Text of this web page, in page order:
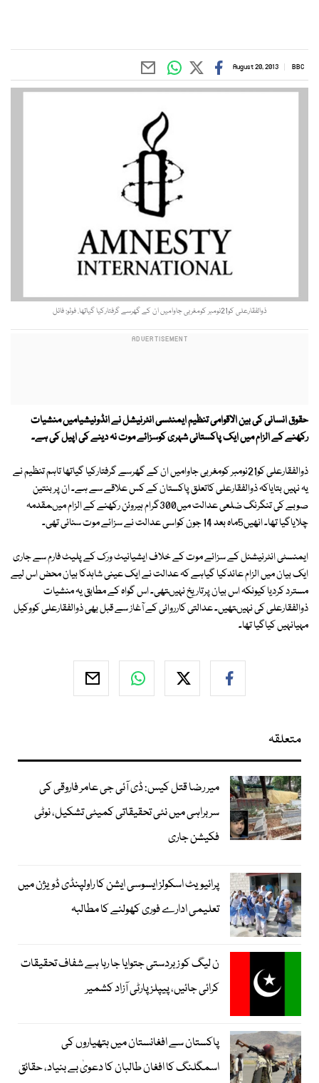
BBC
August 20, 2013
ذوالفقارعلی کو21نومبر کومغربی جاوامیں ان کے گھرسے گرفتارکیا گیاتھا. فوٹو: فائل
حقوق انسانی کی بین الاقوامی تنظیم ایمنٹسی انٹرنیشل نے انڈونیشیامیں منشیات
رکھنے کے الزام میں ایک پاکستانی شہری کوسزائے موت نہ دینے کی اپیل کی ہے۔
ذوالفقارعلی کو21نومبر کومغربی جاوامیں ان کے گھرسے گرفتارکیا گیاتھا تاہم تنظیم نے
یہ نہیں بتایاکہ ذوالفقارعلی کاتعلق پاکستان کے کس علاقے سے ہے۔ ان پر بنتین
صوبے کی تنگرنگ ضلعی عدالت میں300گرام ہیروئن رکھنے کے الزام میںمقدمہ
چلایاگیا تھا۔ انھیں5ماہ بعد 14 جون کواسی عدالت نے سزائے موت سنائی تھی۔
ایمنسٹی انٹرنیشنل کے سزائے موت کے خلاف ایشیانیٹ ورک کے پلیٹ فارم سے جاری
ایک بیان میں الزام عائدکیا گیاہے کہ عدالت نے ایک عینی شاہدکا بیان محض اس لیے
مسترد کردیا کیونکہ اس بیان پرتاریخ نہیںتھی۔ اس گواہ کے مطابق یہ منشیات
ذوالفقارعلی کی نہیںتھیں۔ عدالتی کارروائی کے آغاز سے قبل بھی ذوالفقارعلی کووکیل
مہیانہیں کیاگیا تھا۔
متعلقہ
میر رضا قتل کیس: ڈی آئی جی عامر فاروقی کی
سربراہی میں نئی تحقیقاتی کمیٹی تشکیل، نوٹی
فکیشن جاری
پرائیویٹ اسکولز ایسوسی ایشن کا راولپنڈی ڈویژن میں
تعلیمی ادارے فوری کھولنے کا مطالبہ
ن لیگ کو زبردستی جتوایا جا رہا ہے شفاف تحقیقات
کرائی جائیں، پیپلز پارٹی آزاد کشمیر
پاکستان سے افغانستان میں ہتھیاروں کی
اسمگلنگ کا افغان طالبان کا دعویٰ بے بنیاد، حقائق